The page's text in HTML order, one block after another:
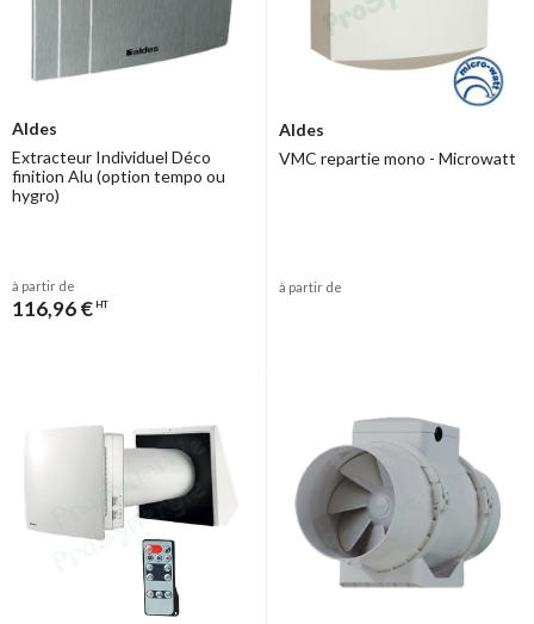
Aldes
Extracteur Individuel Déco
finition Alu (option tempo ou
hygro)
à partir de
116,96 € HT
Aldes
VMC repartie mono - Microwatt
à partir de